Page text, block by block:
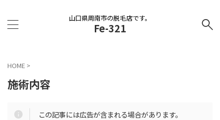
山口県周南市の脱毛店です。
Fe-321
HOME >
施術内容
この記事には広告が含まれる場合があります。